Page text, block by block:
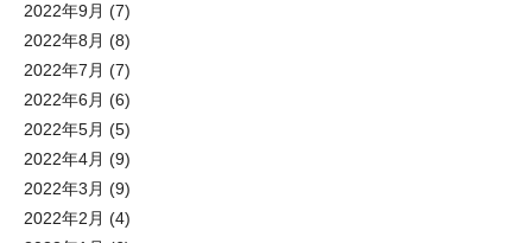
2022年9月 (7)
2022年8月 (8)
2022年7月 (7)
2022年6月 (6)
2022年5月 (5)
2022年4月 (9)
2022年3月 (9)
2022年2月 (4)